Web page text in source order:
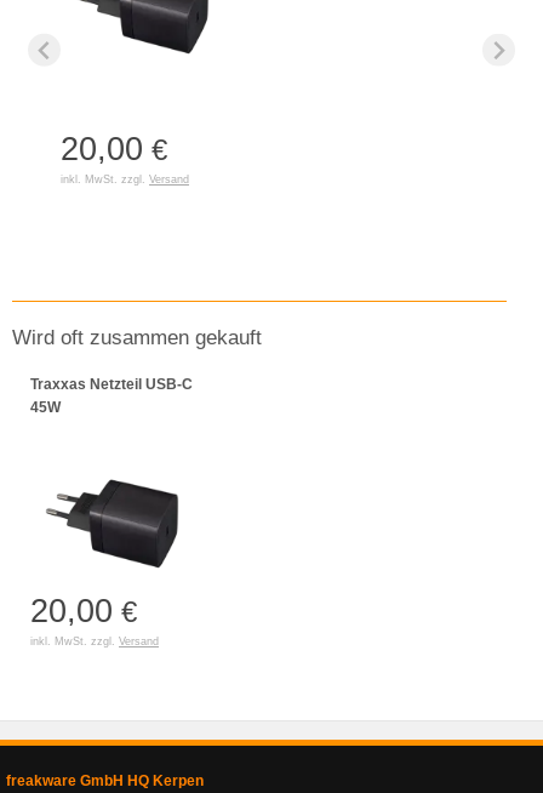
20,00 €
inkl. MwSt. zzgl. Versand
Wird oft zusammen gekauft
Traxxas Netzteil USB-C
45W
20,00 €
inkl. MwSt. zzgl. Versand
freakware GmbH HQ Kerpen